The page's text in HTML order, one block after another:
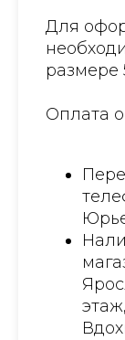
Для
размере
Оплата